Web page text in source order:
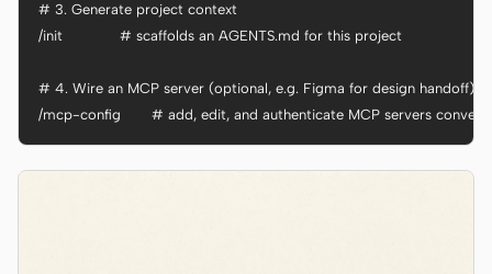
# 3. Generate project context
/init             # scaffolds an AGENTS.md for this project
# 4. Wire an MCP server (optional, e.g. Figma for design handoff)
/mcp-config       # add, edit, and authenticate MCP servers